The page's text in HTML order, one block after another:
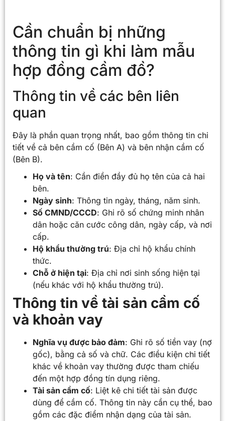
Cần chuẩn bị những
thông tin gì khi làm mẫu
hợp đồng cầm đồ?
Thông tin về các bên liên
quan
Đây là phần quan trọng nhất, bao gồm thông tin chi
tiết về cả bên cầm cố (Bên A) và bên nhận cầm cố
(Bên B).
Họ và tên: Cần điền đầy đủ họ tên của cả hai
bên.
Ngày sinh: Thông tin ngày, tháng, năm sinh.
Số CMND/CCCD: Ghi rõ số chứng minh nhân
dân hoặc căn cước công dân, ngày cấp, và nơi
cấp.
Hộ khẩu thường trú: Địa chỉ hộ khẩu chính
thức.
Chỗ ở hiện tại: Địa chỉ nơi sinh sống hiện tại
(nếu khác với hộ khẩu thường trú).
Thông tin về tài sản cầm cố
và khoản vay
Nghĩa vụ được bảo đảm: Ghi rõ số tiền vay (nợ
gốc), bằng cả số và chữ. Các điều kiện chi tiết
khác về khoản vay thường được tham chiếu
đến một hợp đồng tín dụng riêng.
Tài sản cầm cố: Liệt kê chi tiết tài sản được
dùng để cầm cố. Thông tin này cần cụ thể, bao
gồm các đặc điểm nhận dạng của tài sản.